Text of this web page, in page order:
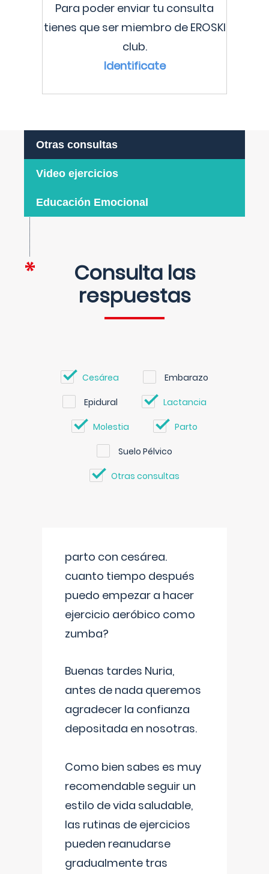
Para poder enviar tu consulta
tienes que ser miembro de EROSKI
club.
Identificate
Otras consultas
Video ejercicios
Educación Emocional
Consulta las
respuestas
Cesárea Embarazo
Epidural Lactancia
Molestia Parto
Suelo Pélvico
Otras consultas
parto con cesárea.
cuanto tiempo después
puedo empezar a hacer
ejercicio aeróbico como
zumba?
Buenas tardes Nuria,
antes de nada queremos
agradecer la confianza
depositada en nosotras.
Como bien sabes es muy
recomendable seguir un
estilo de vida saludable,
las rutinas de ejercicios
pueden reanudarse
gradualmente tras